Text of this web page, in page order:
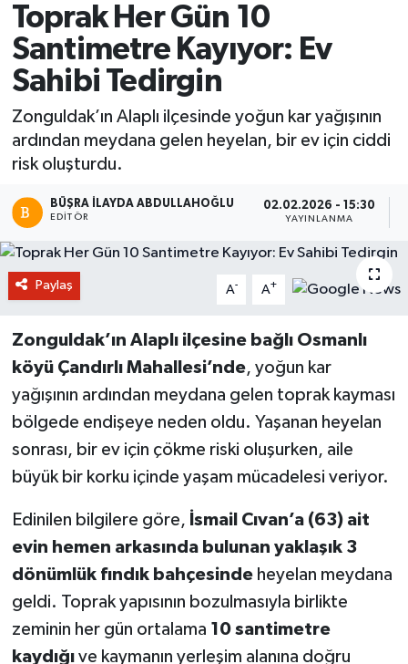
Toprak Her Gün 10
Santimetre Kayıyor: Ev
Sahibi Tedirgin
Zonguldak’ın Alaplı ilçesinde yoğun kar yağışının
ardından meydana gelen heyelan, bir ev için ciddi
risk oluşturdu.
BÜŞRA İLAYDA ABDULLAHOĞLU
EDITÖR
02.02.2026 - 15:30
YAYINLANMA
Paylaş A- A+
Zonguldak’ın Alaplı ilçesine bağlı Osmanlı
köyü Çandırlı Mahallesi’nde, yoğun kar
yağışının ardından meydana gelen toprak kayması
bölgede endişeye neden oldu. Yaşanan heyelan
sonrası, bir ev için çökme riski oluşurken, aile
büyük bir korku içinde yaşam mücadelesi veriyor.
Edinilen bilgilere göre, İsmail Cıvan’a (63) ait
evin hemen arkasında bulunan yaklaşık 3
dönümlük fındık bahçesindeheyelan meydana
geldi. Toprak yapısının bozulmasıyla birlikte
zeminin her gün ortalama 10 santimetre
kaydığıve kaymanın yerleşim alanına doğru